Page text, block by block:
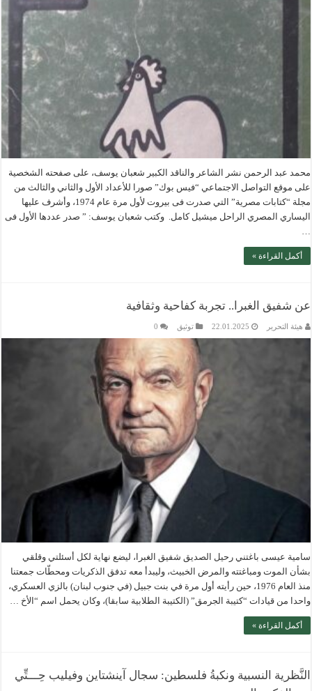
محمد عبد الرحمن نشر الشاعر والناقد الكبير شعبان يوسف، على صفحته الشخصية
على موقع التواصل الاجتماعي “فيس بوك” صورا للأعداد الأول والثاني والثالث من
مجلة “كتابات مصرية” التي صدرت فى بيروت لأول مرة عام 1974، وأشرف عليها
اليساري المصري الراحل ميشيل كامل. وكتب شعبان يوسف: ” صدر عددها الأول فى
…
أكمل القراءة »
عن شفيق الغبرا.. تجربة كفاحية وثقافية
هيئة التحرير 22.01.2025 توثيق 0
سامية عيسى باغتني رحيل الصديق شفيق الغبرا، ليضع نهاية لكل أسئلتي وقلقي
بشأن الموت ومباغتته والمرض الخبيث، وليبدأ معه تدفق الذكريات ومحطّات جمعتنا
منذ العام 1976، حين رأيته أول مرة في بنت جبيل (في جنوب لبنان) بالزي العسكري،
واحدا من قيادات “كتيبة الجرمق” (الكتيبة الطلابية سابقا)، وكان يحمل اسم “الأخ …
أكمل القراءة »
النَّظرية النسبية ونكبةُ فلسطين: سجال آينشتاين وفيليب حِـــتِّي